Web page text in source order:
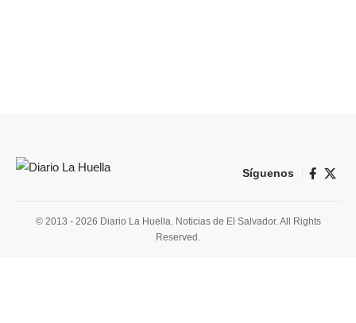
Síguenos
© 2013 - 2026 Diario La Huella. Noticias de El Salvador. All Rights
Reserved.